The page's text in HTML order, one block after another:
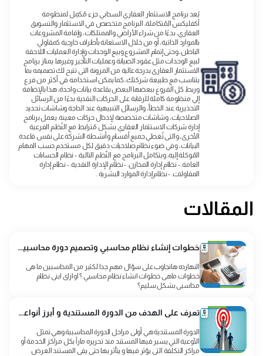
يُعد برنامج الاستثمار العقاري السحابي جزء مُكمِل لمنظومة
آكفليكس المُتكاملة، البرنامج متخصص في الاستثمار والتسويق
العقاري، بدءًا من شراء الأراضي والممتلكات، وإقامة المشروعات
بالموارد الذاتية، أو من خلال الاستعانة بأطراف خارجية كمقاولي
الباطن، وحتى إتمام المشروع وبيع الوحدات وإدارة العمليات اللاحقة
لبيع الوحدات مثل عقود الصيانة وعمليات التأجير وغيرها. يمتاز برنامج
الاستثمار العقارى بدرجة عالية من المرونة التى تتيح لك تصميمه بما
يتناسب مع طبيعة شركتك، كما يمكن استخدامه في أكثر من فرع
وربط كل الفروع ببعضها البعض بقاعدة بيانات واحدة، هذا بالإضافة
إلي منظومة كاملة للرقابة على الحركات النقدية بدءًا من الرسائل
التحذيرية عند الخطأ، والرسائل التنبيهية عند الحاجة وشاشات تحديد
الصلاحيات، وشاشات متخصصة لإدخال حركات معينة. يعمل برنامج
إدارة شركات الاستثمار العقاري بشكل مُترابط مع النُظم الفرعية
الأخرى، والتى تُغطي جميع أقسام وأنشطة الشركة على نفس قاعدة
البيانات، وفي ضوء نظام صلاحيات دقيق لكل مستخدم حسب المهام
المُوكلة إليه، ويتكامل البرنامج مع النٌظم التالية: - نظام الحسابات
العامة. - نظام إدارة المخازن. - نظام الإدارة النقدية. - نظام إدارة
المقاولات. - نظام إدارة الموارد البشرية .
المقالات
خطوات إنشاء نظام محاسبي وتصميم دورة محاسبية كاملة لأى منشأة
النهارده هانجاوب على سؤال مهم جدا لكثير من المحاسبين ما هى
خطوات ماهى خطوات انشاء نظام محاسبي ؟ اوازاى ابنى نظام
محاسبي بشكل سليم؟
تعرف على الهدف من الدورة المستندية و أبرز أنواعها
الدورة المستندية هي أولى مراحل الدورة المحاسبية وهي تمثل
الأوعية التي يسير فيها المستند منذ تحريره ماراً بكل مراكز الخدمة أو
مراكز التكلفة التي يؤثر فيها و يتأثر بها حتى يفي المستند الغرض